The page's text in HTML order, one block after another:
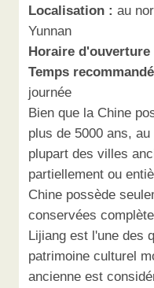
Localisation : au
Yunnan
Horaire d'ouverture
Temps
journée
Bien que la Chine
plus de 5000 ans,
plupart des villes
partiellement ou
Chine possède
conservées
Lijiang est l'une des
patrimoine culturel
ancienne est